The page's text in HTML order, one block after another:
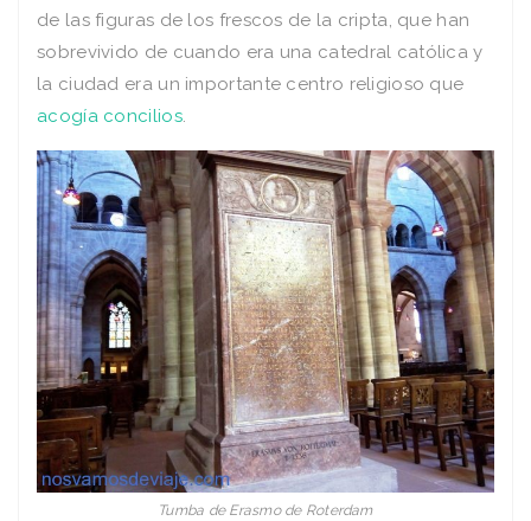
de las figuras de los frescos de la cripta, que han
sobrevivido de cuando era una catedral católica y
la ciudad era un importante centro religioso que
acogía concilios.
Tumba de Erasmo de Roterdam